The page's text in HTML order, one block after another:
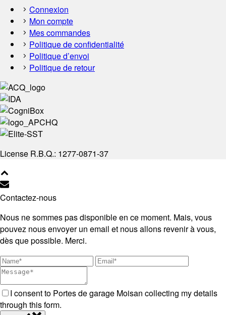
Connexion
Mon compte
Mes commandes
Politique de confidentialité
Politique d’envoi
Politique de retour
License R.B.Q.: 1277-0871-37
Contactez-nous
Nous ne sommes pas disponible en ce moment. Mais, vous
pouvez nous envoyer un email et nous allons revenir à vous,
dès que possible. Merci.
I consent to Portes de garage Moisan collecting my details
through this form.